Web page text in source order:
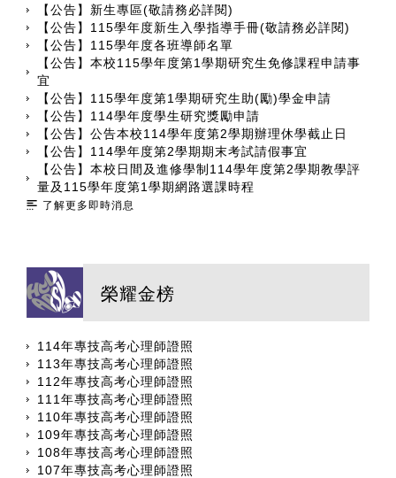
【公告】新生專區(敬請務必詳閱)
【公告】115學年度新生入學指導手冊(敬請務必詳閱)
【公告】115學年度各班導師名單
【公告】本校115學年度第1學期研究生免修課程申請事
宜
【公告】115學年度第1學期研究生助(勵)學金申請
【公告】114學年度學生研究獎勵申請
【公告】公告本校114學年度第2學期辦理休學截止日
【公告】114學年度第2學期期末考試請假事宜
【公告】本校日間及進修學制114學年度第2學期教學評
量及115學年度第1學期網路選課時程
了解更多即時消息
榮耀金榜
114年專技高考心理師證照
113年專技高考心理師證照
112年專技高考心理師證照
111年專技高考心理師證照
110年專技高考心理師證照
109年專技高考心理師證照
108年專技高考心理師證照
107年專技高考心理師證照